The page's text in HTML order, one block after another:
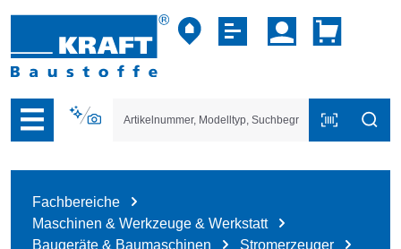
der B2B-Plattform springen
Fachbereiche
Maschinen & Werkzeuge & Werkstatt
Baugeräte & Baumaschinen
Stromerzeuger